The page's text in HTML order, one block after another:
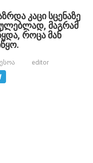
კაცი სცენაზე
მაგრამ
როცა მან
editor